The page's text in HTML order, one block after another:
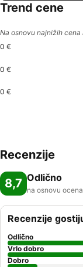
Trend cene
Na osnovu najnižih
0 €
0 €
0 €
Recenzije
8,7 Odlično
na osnovu
Recenzije
Odlično
Vrlo dobro
Dobro